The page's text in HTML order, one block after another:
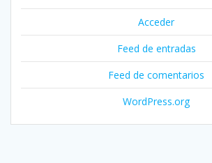
Acceder
Feed de entradas
Feed de comentarios
WordPress.org